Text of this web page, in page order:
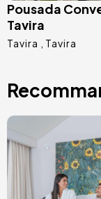
Pousada
Tavira
Tavira Tavira
Image